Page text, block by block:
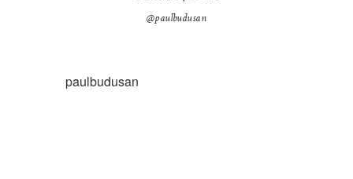
@paulbudusan
paulbudusan